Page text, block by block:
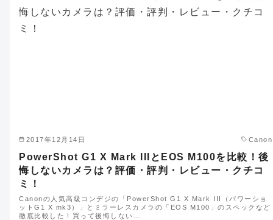
2017年12月14日 Canon
PowerShot G1 X Mark IIIとEOS M100を比較！後
悔しないカメラは？評価・評判・レビュー・クチコ
ミ！
Canonの人気高級コンデジの「PowerShot G1 X Mark III（パワーショ
ットG1 X mk3）」とミラーレスカメラの「EOS M100」のスペックなど
徹底比較した！買って後悔しない…